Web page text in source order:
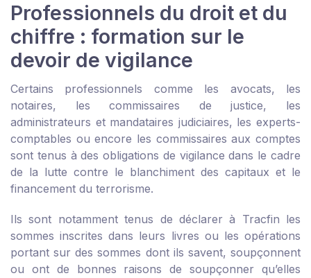
Professionnels du droit et du
chiffre : formation sur le
devoir de vigilance
Certains professionnels comme les avocats, les
notaires, les commissaires de justice, les
administrateurs et mandataires judiciaires, les experts-
comptables ou encore les commissaires aux comptes
sont tenus à des obligations de vigilance dans le cadre
de la lutte contre le blanchiment des capitaux et le
financement du terrorisme.
Ils sont notamment tenus de déclarer à Tracfin les
sommes inscrites dans leurs livres ou les opérations
portant sur des sommes dont ils savent, soupçonnent
ou ont de bonnes raisons de soupçonner qu’elles